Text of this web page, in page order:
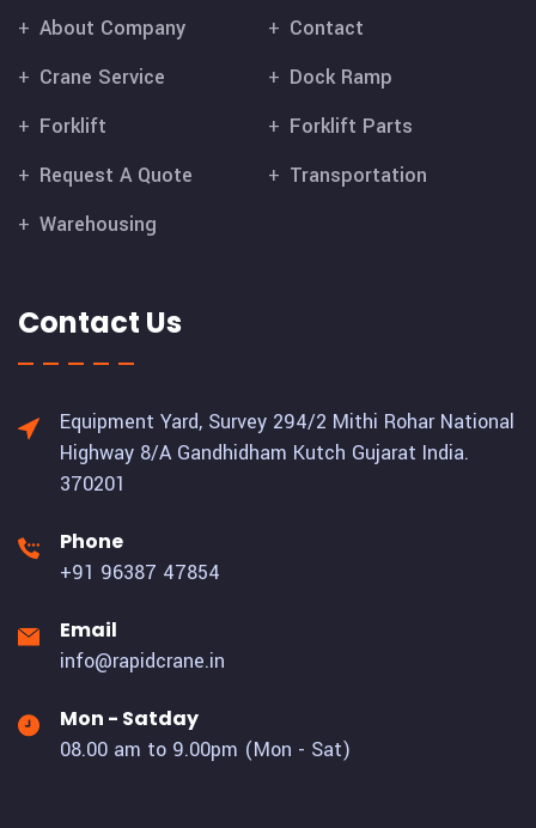
About Company
Contact
Crane Service
Dock Ramp
Forklift
Forklift Parts
Request A Quote
Transportation
Warehousing
Contact Us
Equipment Yard, Survey 294/2 Mithi Rohar National
Highway 8/A Gandhidham Kutch Gujarat India.
370201
Phone
+91 96387 47854
Email
info@rapidcrane.in
Mon - Satday
08.00 am to 9.00pm (Mon - Sat)